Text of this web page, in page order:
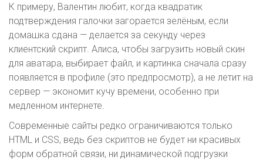
К примеру, Валентин любит, когда квадратик
подтверждения галочки загорается зелёным, если
домашка сдана — делается за секунду через
клиентский скрипт. Алиса, чтобы загрузить новый скин
для аватара, выбирает файл, и картинка сначала сразу
появляется в профиле (это предпросмотр), а не летит на
сервер — экономит кучу времени, особенно при
медленном интернете.
Современные сайты редко ограничиваются только
HTML и CSS, ведь без скриптов не будет ни красивых
форм обратной связи, ни динамической подгрузки